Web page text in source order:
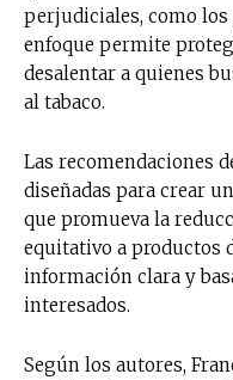
perjudiciales, como los
enfoque permite
desalentar a quienes
al tabaco.
Las recomendaciones
diseñadas para crear
que promueva la
equitativo a productos
información clara y
interesados.
Según los autores,